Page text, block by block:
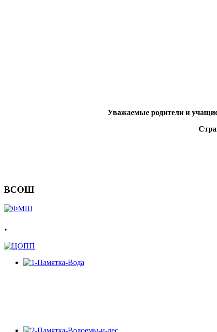
Уважаемые родители и
ВСОШ
.